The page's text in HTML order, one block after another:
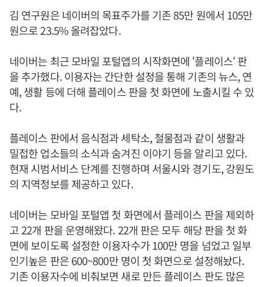
김 연구원은 네이버의 목표주가를 기존 85만 원에서 105만
원으로 23.5% 올려잡았다.
네이버는 최근 모바일 포털앱의 시작화면에 ‘플레이스‘ 판
을 추가했다. 이용자는 간단한 설정을 통해 기존의 뉴스, 연
예, 생활 등에 더해 플레이스 판을 첫 화면에 노출시킬 수 있
다.
플레이스 판에서 음식점과 세탁소, 철물점과 같이 생활과
밀접한 업소들의 소식과 숨겨진 이야기 등을 알리고 있다.
현재 시범서비스 단계를 진행하며 서울시와 경기도, 강원도
의 지역정보를 제공하고 있다.
네이버는 모바일 포털앱 첫 화면에서 플레이스 판을 제외하
고 22개 판을 운영해왔다. 22개 판은 모두 해당 판을 첫 화
면에 보이도록 설정한 이용자수가 100만 명을 넘었고 일부
인기높은 판은 600~800만 명이 첫 화면으로 설정해놨다.
기존 이용자수에 비춰보면 새로 만든 플레이스 판도 많은